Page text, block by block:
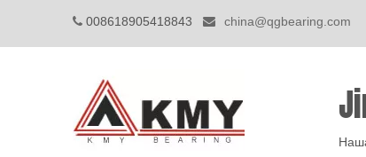
 008618905418843  china@qgbearing.com